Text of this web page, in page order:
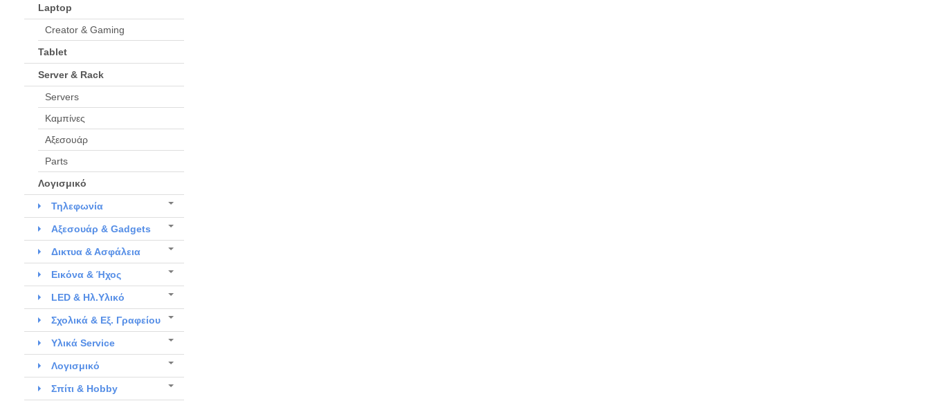
Laptop
Creator & Gaming
Tablet
Server & Rack
Servers
Καμπίνες
Αξεσουάρ
Parts
Λογισμικό
Τηλεφωνία
Αξεσουάρ & Gadgets
Δικτυα & Ασφάλεια
Εικόνα & Ήχος
LED & Ηλ.Υλικό
Σχολικά & Εξ. Γραφείου
Υλικά Service
Λογισμικό
Σπίτι & Hobby